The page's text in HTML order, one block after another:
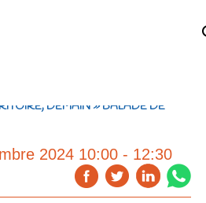
DEMAIN » BALADE DE
2024 10:00 - 12:30